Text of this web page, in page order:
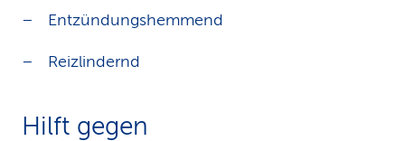
Entzündungshemmend
Reizlindernd
Hilft gegen